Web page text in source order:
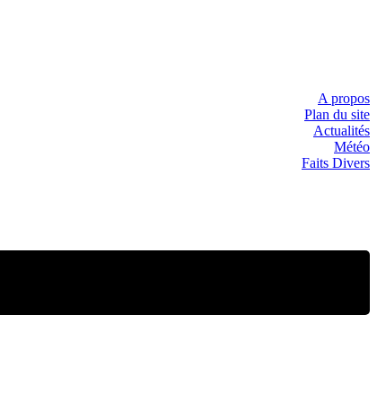
A propos
Plan du site
Actualités
Météo
Faits Divers